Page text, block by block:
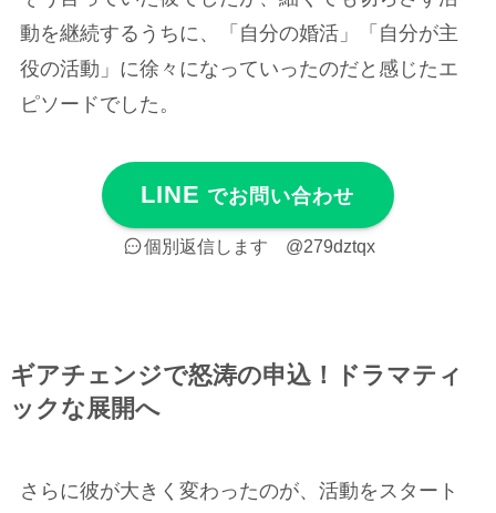
動を継続するうちに、「自分の婚活」「自分が主
役の活動」に徐々になっていったのだと感じたエ
ピソードでした。
LINE でお問い合わせ
個別返信します @279dztqx
ギアチェンジで怒涛の申込！ドラマティ
ックな展開へ
さらに彼が大きく変わったのが、活動をスタート